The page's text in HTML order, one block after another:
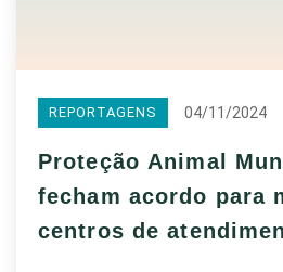
REPORTAGENS 04/11/2024
Proteção Animal
fecham acordo para
centros de